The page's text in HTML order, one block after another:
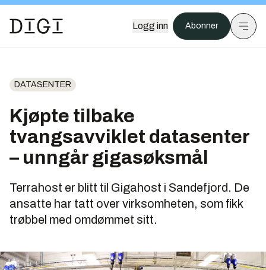
Logg inn Abonner
DATASENTER
Kjøpte tilbake
tvangsavviklet datasenter
– unngår gigasøksmål
Terrahost er blitt til Gigahost i Sandefjord. De
ansatte har tatt over virksomheten, som fikk
trøbbel med omdømmet sitt.